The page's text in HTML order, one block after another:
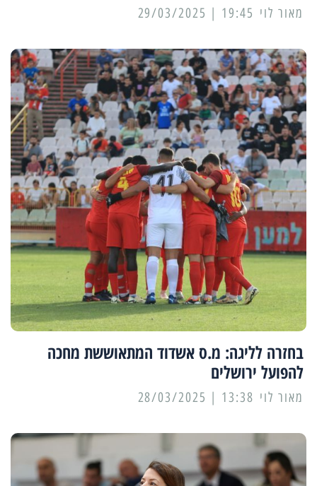
מאור לוי 19:45 | 29/03/2025
בחזרה לליגה: מ.ס אשדוד המתאוששת מחכה
להפועל ירושלים
מאור לוי 13:38 | 28/03/2025